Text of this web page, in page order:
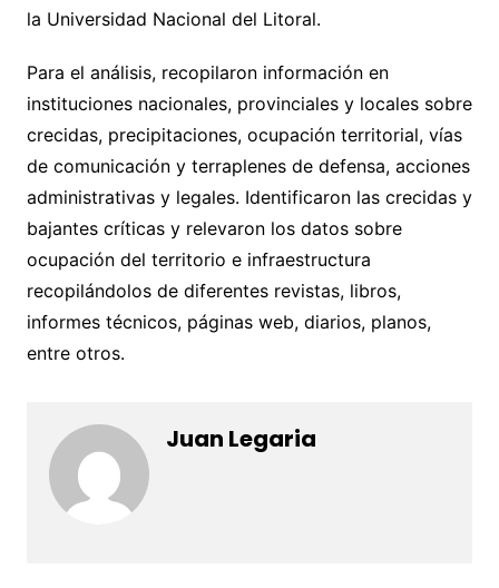
la Universidad Nacional del Litoral.
Para el análisis, recopilaron información en
instituciones nacionales, provinciales y locales sobre
crecidas, precipitaciones, ocupación territorial, vías
de comunicación y terraplenes de defensa, acciones
administrativas y legales. Identificaron las crecidas y
bajantes críticas y relevaron los datos sobre
ocupación del territorio e infraestructura
recopilándolos de diferentes revistas, libros,
informes técnicos, páginas web, diarios, planos,
entre otros.
Juan Legaria